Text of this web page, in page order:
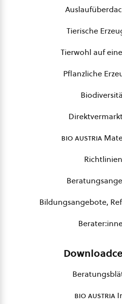
Tierische
Tierwohl auf
Pflanzliche
bio austria
Richtlinien
Bildungsangebote,
bio austria